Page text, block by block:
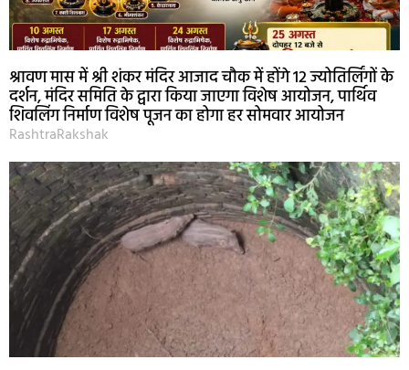
श्रावण मास में श्री शंकर मंदिर आजाद चौक में होंगे 12 ज्योतिर्लिंगों के
दर्शन, मंदिर समिति के द्वारा किया जाएगा विशेष आयोजन, पार्थिव
शिवलिंग निर्माण विशेष पूजन का होगा हर सोमवार आयोजन
RashtraRakshak